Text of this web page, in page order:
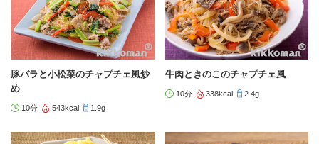
豚バラと小松菜のチャプチェ風炒
め
10分 543kcal 1.9g
牛肉ときのこのチャプチェ風
10分 338kcal 2.4g